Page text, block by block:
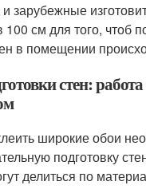
зарубежные
см для того, чтоб
в помещении
стен: работа
широкие обои
подготовку
делиться по